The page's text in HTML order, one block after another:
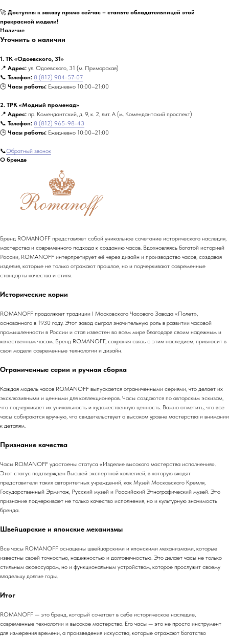
🚀 Доступны к заказу прямо сейчас – станьте обладательницей этой
прекрасной модели!
Наличие
Уточнить о наличии
1. ТК «Одоевского, 31»
📍 Адрес: ул. Одоевского, 31 (м. Приморская)
📞 Телефон: 8 (812) 904-57-07
🕒 Часы работы: Ежедневно 10:00–21:00
2. ТРК «Модный променад»
📍 Адрес: пр. Комендантский, д. 9, к. 2, лит. А (м. Комендантский проспект)
📞 Телефон: 8 (812) 965-98-43
🕒 Часы работы: Ежедневно 10:00–21:00
📞Обратный звонок
О бренде
Бренд ROMANOFF представляет собой уникальное сочетание исторического наследия,
мастерства и современного подхода к созданию часов. Вдохновляясь богатой историей
России, ROMANOFF интерпретирует её через дизайн и производство часов, создавая
изделия, которые не только отражают прошлое, но и подчеркивают современные
стандарты качества и стиля.
Исторические корни
ROMANOFF продолжает традиции I Московского Часового Завода «Полет»,
основанного в 1930 году. Этот завод сыграл значительную роль в развитии часовой
промышленности в России и стал известен во всем мире благодаря своим надежным и
качественным часам. Бренд ROMANOFF, сохраняя связь с этим наследием, привносит в
свои модели современные технологии и дизайн.
Ограниченные серии и ручная сборка
Каждая модель часов ROMANOFF выпускается ограниченными сериями, что делает их
эксклюзивными и ценными для коллекционеров. Часы создаются по авторским эскизам,
что подчеркивает их уникальность и художественную ценность. Важно отметить, что все
часы собираются вручную, что свидетельствует о высоком уровне мастерства и внимании
к деталям.
Признание качества
Часы ROMANOFF удостоены статуса «Изделие высокого мастерства исполнения».
Этот статус подтвержден Высшей экспертной коллегией, в которую входят
представители таких авторитетных учреждений, как Музей Московского Кремля,
Государственный Эрмитаж, Русский музей и Российский Этнографический музей. Это
признание подчеркивает не только качество исполнения, но и культурную значимость
бренда.
Швейцарские и японские механизмы
Все часы ROMANOFF оснащены швейцарскими и японскими механизмами, которые
известны своей точностью, надежностью и долговечностью. Это делает часы не только
стильным аксессуаром, но и функциональным устройством, которое прослужит своему
владельцу долгие годы.
Итог
ROMANOFF — это бренд, который сочетает в себе историческое наследие,
современные технологии и высокое мастерство. Его часы — это не просто инструмент
для измерения времени, а произведения искусства, которые отражают богатство